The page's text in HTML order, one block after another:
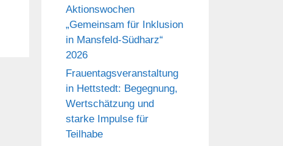
Aktionswochen
„Gemeinsam für Inklusion
in Mansfeld-Südharz“
2026
Frauentagsveranstaltung
in Hettstedt: Begegnung,
Wertschätzung und
starke Impulse für
Teilhabe